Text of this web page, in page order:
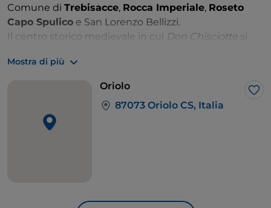
Comune di Trebisacce, Rocca Imperiale, Roseto
Capo Spulico e San Lorenzo Bellizzi.
Il centro storico medievale in cui Don Chisciotte si
Oriolo , traI Borghi più Belli d'Italia
Adagiato ai piedi del suo castello, alle falde del
, il borgo seicentesco appare
sospeso nel tempo, come se da un momento all'altro
ci si possa imbattere davvero in un personaggio
Mostra di più
Oriolo
87073 Oriolo CS, Italia